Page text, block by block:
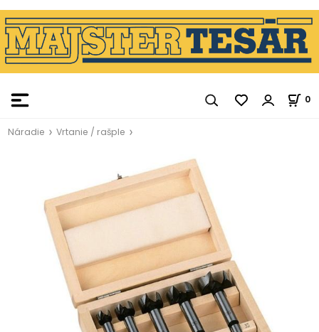
0
Náradie Vrtanie / rašple